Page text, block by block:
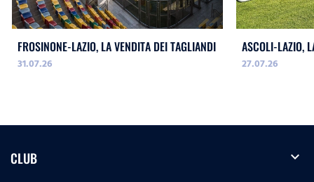
FROSINONE-LAZIO, LA VENDITA DEI TAGLIANDI
31.07.26
ASCOLI-LAZIO,
27.07.26
CLUB expand_more